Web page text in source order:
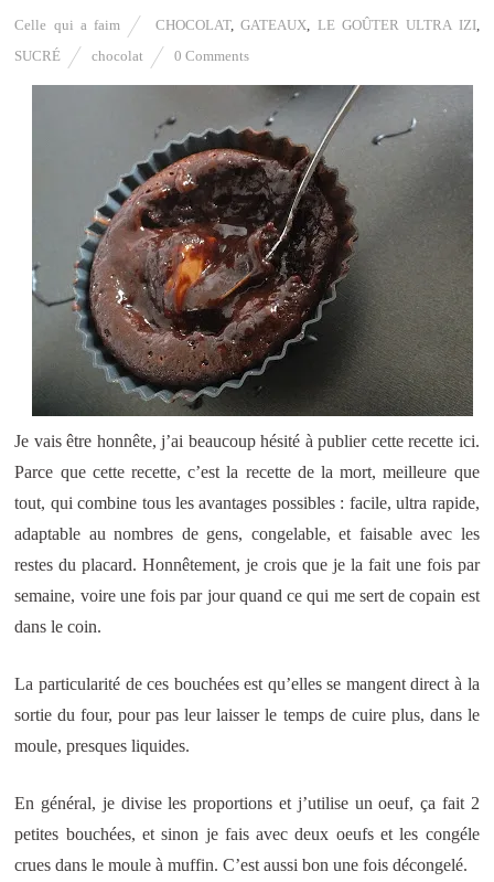
Celle qui a faim CHOCOLAT,GATEAUX, LE GOÛTER ULTRA IZI,
SUCRÉ
chocolat 0 Comments
Je vais être honnête, j’ai beaucoup hésité à publier cette recette ici.
Parce que cette recette, c’est la recette de la mort, meilleure que
tout, qui combine tous les avantages possibles : facile, ultra rapide,
adaptable au nombres de gens, congelable, et faisable avec les
restes du placard. Honnêtement, je crois que je la fait une fois par
semaine, voire une fois par jour quand ce qui me sert de copain est
dans le coin.
La particularité de ces bouchées est qu’elles se mangent direct à la
sortie du four, pour pas leur laisser le temps de cuire plus, dans le
moule, presques liquides.
En général, je divise les proportions et j’utilise un oeuf, ça fait 2
petites bouchées, et sinon je fais avec deux oeufs et les congéle
crues dans le moule à muffin. C’est aussi bon une fois décongelé.